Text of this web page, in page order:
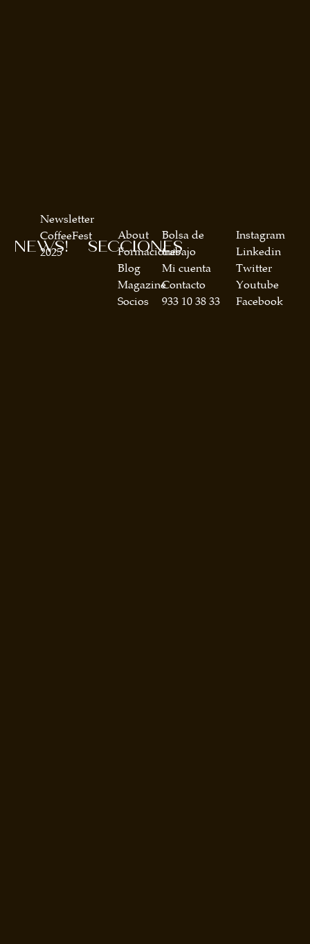
SECCIONES
About
Formaciones
Blog
Magazine
Socios
Bolsa de
trabajo
Mi cuenta
Contacto
933 10 38 33
NEWS!
Newsletter
CoffeeFest
2025
Instagram
Linkedin
Twitter
Youtube
Facebook